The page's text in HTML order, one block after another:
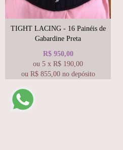
TIGHT LACING - 16 Painéis de
Gabardine Preta
R$ 950,00
ou 5 x R$ 190,00
ou R$ 855,00 no depósito